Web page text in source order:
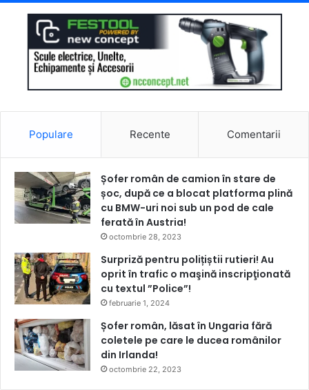
Populare Recente Comentarii
Șofer român de camion în stare de
șoc, după ce a blocat platforma plină
cu BMW-uri noi sub un pod de cale
ferată în Austria!
octombrie 28, 2023
Surpriză pentru polițiștii rutieri! Au
oprit în trafic o maşină inscripţionată
cu textul ”Police”!
februarie 1, 2024
Șofer român, lăsat în Ungaria fără
coletele pe care le ducea românilor
din Irlanda!
octombrie 22, 2023